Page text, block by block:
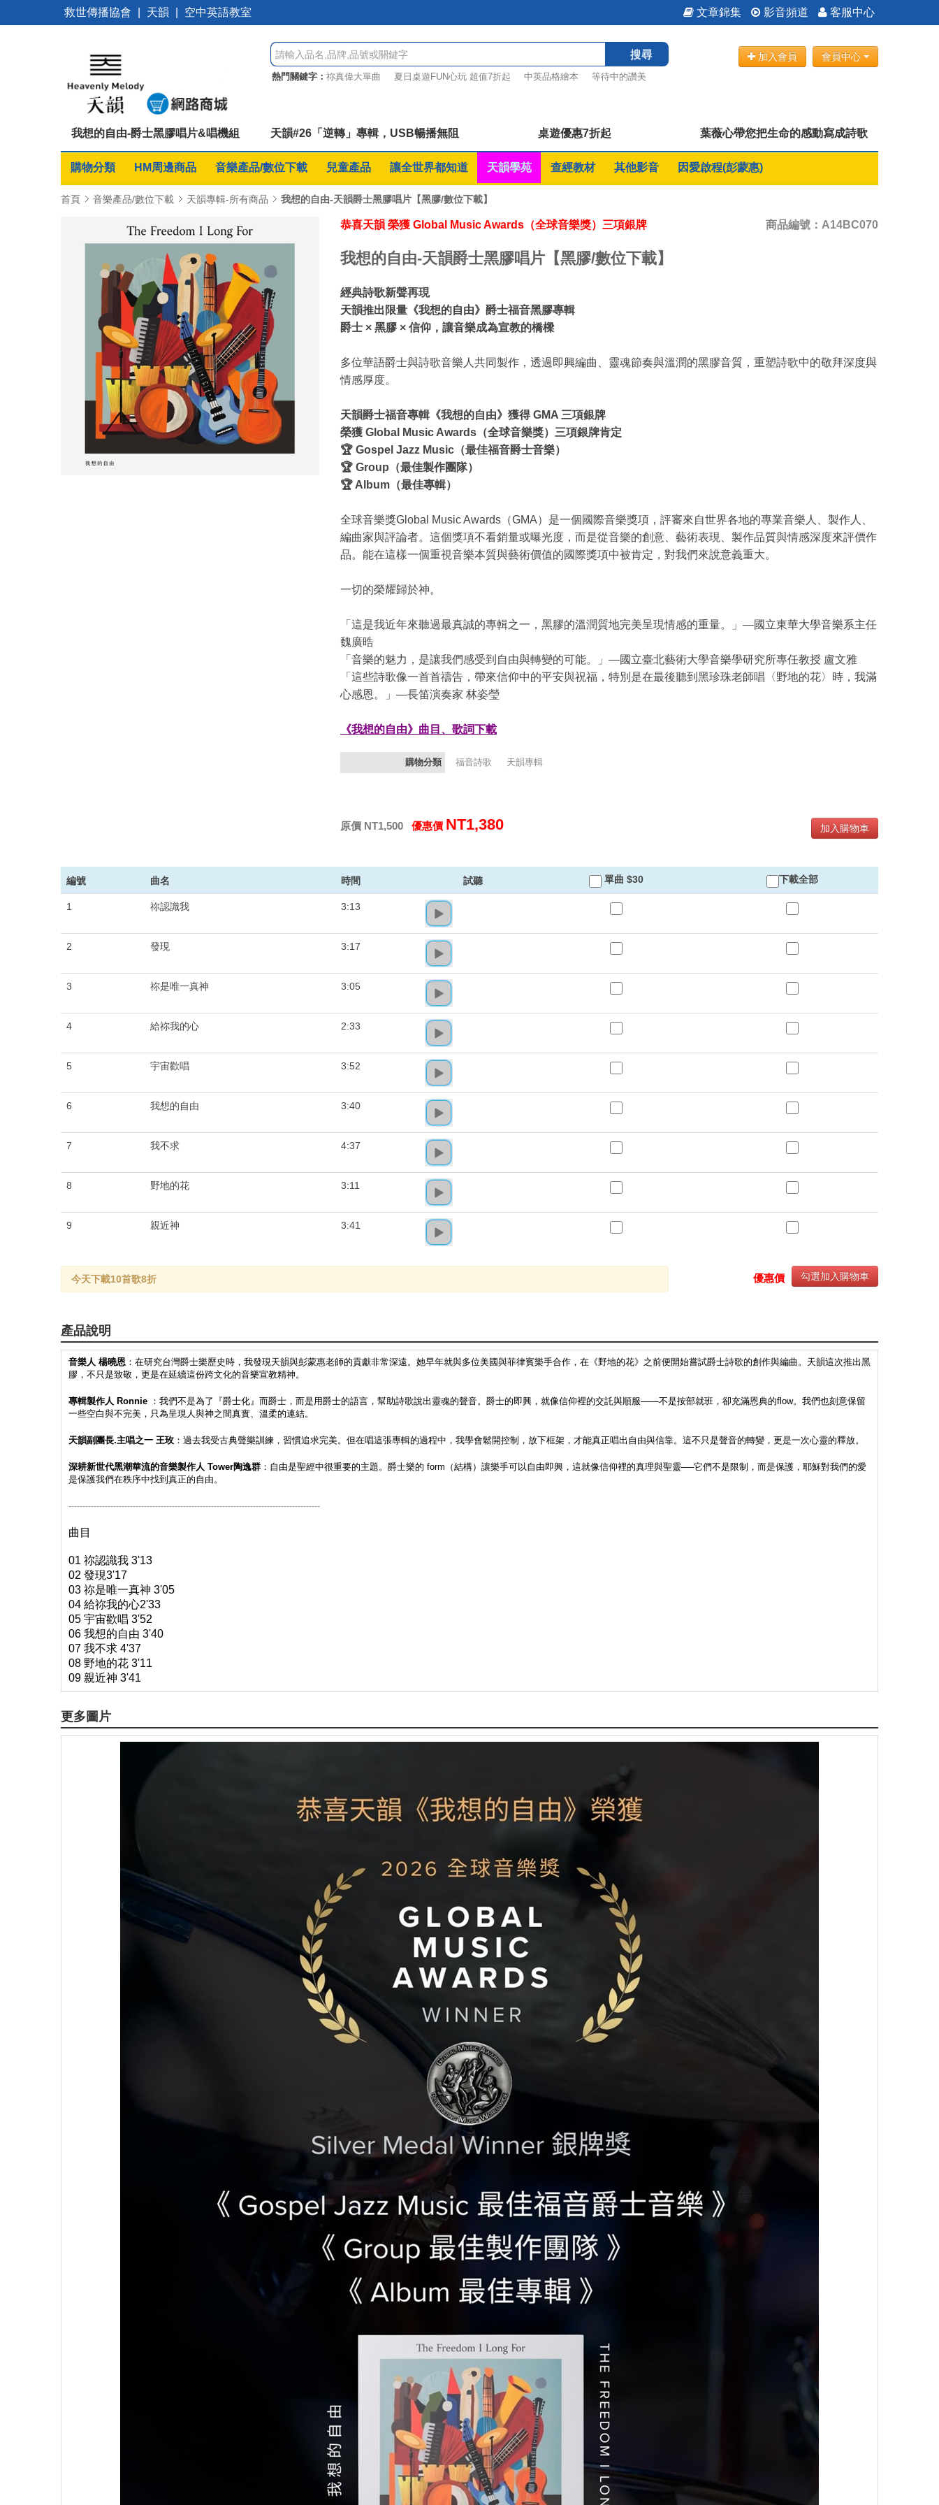
救世傳播協會 天韻 空中英語教室 文章錦集 影音頻道 客服中心
搜尋
熱門關鍵字： 祢真偉大單曲 夏日桌遊FUN心玩 超值7折起 中英品格繪本
等待中的讚美
加入會員 會員中心
我想的自由-爵士黑膠唱片&唱機組 天韻#26「逆轉」專輯，USB暢播無阻 桌遊優惠7折起 葉薇心帶您把生命的感動寫成詩歌
購物分類 HM周邊商品 音樂產品/數位下載 兒童產品 讓全世界都知道 天韻學苑 查經教材 其他影音 因愛啟程(彭蒙惠)
首頁 音樂產品/數位下載 天韻專輯-所有商品 我想的自由-天韻爵士黑膠唱片【黑膠/數位下載】
恭喜天韻 榮獲 Global Music Awards（全球音樂獎）三項銀牌 商品編號：A14BC070
我想的自由-天韻爵士黑膠唱片【黑膠/數位下載】
經典詩歌新聲再現
天韻推出限量《我想的自由》爵士福音黑膠專輯
爵士 × 黑膠 × 信仰，讓音樂成為宣教的橋樑
多位華語爵士與詩歌音樂人共同製作，透過即興編曲、靈魂節奏與溫潤的黑膠音質，重塑詩歌中的敬拜深度與
情感厚度。
天韻爵士福音專輯《我想的自由》獲得 GMA 三項銀牌
榮獲 Global Music Awards（全球音樂獎）三項銀牌肯定
🏆 Gospel Jazz Music（最佳福音爵士音樂）
🏆 Group（最佳製作團隊）
🏆 Album（最佳專輯）
全球音樂獎Global Music Awards（GMA）是一個國際音樂獎項，評審來自世界各地的專業音樂人、製作人、
編曲家與評論者。這個獎項不看銷量或曝光度，而是從音樂的創意、藝術表現、製作品質與情感深度來評價作
品。能在這樣一個重視音樂本質與藝術價值的國際獎項中被肯定，對我們來說意義重大。
一切的榮耀歸於神。
「這是我近年來聽過最真誠的專輯之一，黑膠的溫潤質地完美呈現情感的重量。」—國立東華大學音樂系主任
魏廣晧
「音樂的魅力，是讓我們感受到自由與轉變的可能。」—國立臺北藝術大學音樂學研究所專任教授 盧文雅
「這些詩歌像一首首禱告，帶來信仰中的平安與祝福，特別是在最後聽到黑珍珠老師唱〈野地的花〉時，我滿
心感恩。」—長笛演奏家 林姿瑩
《我想的自由》曲目、歌詞下載
購物分類 福音詩歌 天韻專輯
原價 NT1,500 優惠價 NT1,380 加入購物車
編號 曲名 時間 試聽 單曲 $30 下載全部
1 祢認識我 3:13
2 發現 3:17
3 祢是唯一真神 3:05
4 給祢我的心 2:33
5 宇宙歡唱 3:52
6 我想的自由 3:40
7 我不求 4:37
8 野地的花 3:11
9 親近神 3:41
今天下載10首歌8折 勾選加入購物車
優惠價
產品說明
音樂人 楊曉恩 ：在研究台灣爵士樂歷史時，我發現天韻與彭蒙惠老師的貢獻非常深遠。她早年就與多位美國與菲律賓樂手合作，在《野地的花》之前便開始嘗試爵士詩歌的創作與編曲。天韻這次推出黑
膠，不只是致敬，更是在延續這份跨文化的音樂宣教精神。
專輯製作人 Ronnie ：我們不是為了『爵士化』而爵士，而是用爵士的語言，幫助詩歌說出靈魂的聲音。爵士的即興，就像信仰裡的交託與順服——不是按部就班，卻充滿恩典的flow。我們也刻意保留
一些空白與不完美，只為呈現人與神之間真實、溫柔的連結。
天韻副團長.主唱之一 王玫 ：過去我受古典聲樂訓練，習慣追求完美。但在唱這張專輯的過程中，我學會鬆開控制，放下框架，才能真正唱出自由與信靠。這不只是聲音的轉變，更是一次心靈的釋放。
深耕新世代黑潮華流的音樂製作人 Tower陶逸群 ：自由是聖經中很重要的主題。爵士樂的 form（結構）讓樂手可以自由即興，這就像信仰裡的真理與聖靈──它們不是限制，而是保護，耶穌對我們的愛
是保護我們在秩序中找到真正的自由。
------------------------------------------------------------------------------------------
曲目
01 祢認識我 3'13
02 發現3'17
03 祢是唯一真神 3'05
04 給祢我的心2'33
05 宇宙歡唱 3'52
06 我想的自由 3'40
07 我不求 4'37
08 野地的花 3'11
09 親近神 3'41
更多圖片